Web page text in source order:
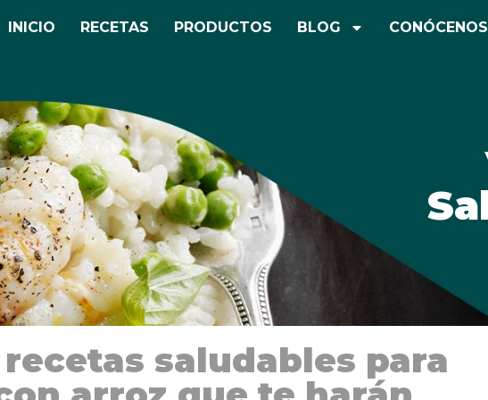
INICIO RECETAS PRODUCTOS BLOG CONÓCENOS
saludables para